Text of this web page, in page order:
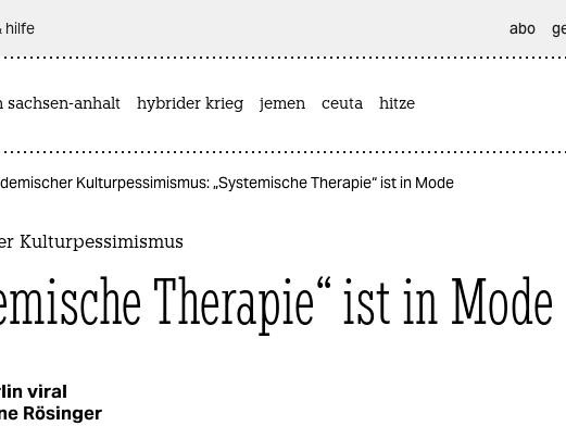
hilfe abo
sachsen-anhalt hybrider krieg jemen ceuta hitze
Kulturpessimismus: „Systemische Therapie“ ist in Mode
Kulturpessimismus
Therapie“ ist in Mode
viral
Rösinger